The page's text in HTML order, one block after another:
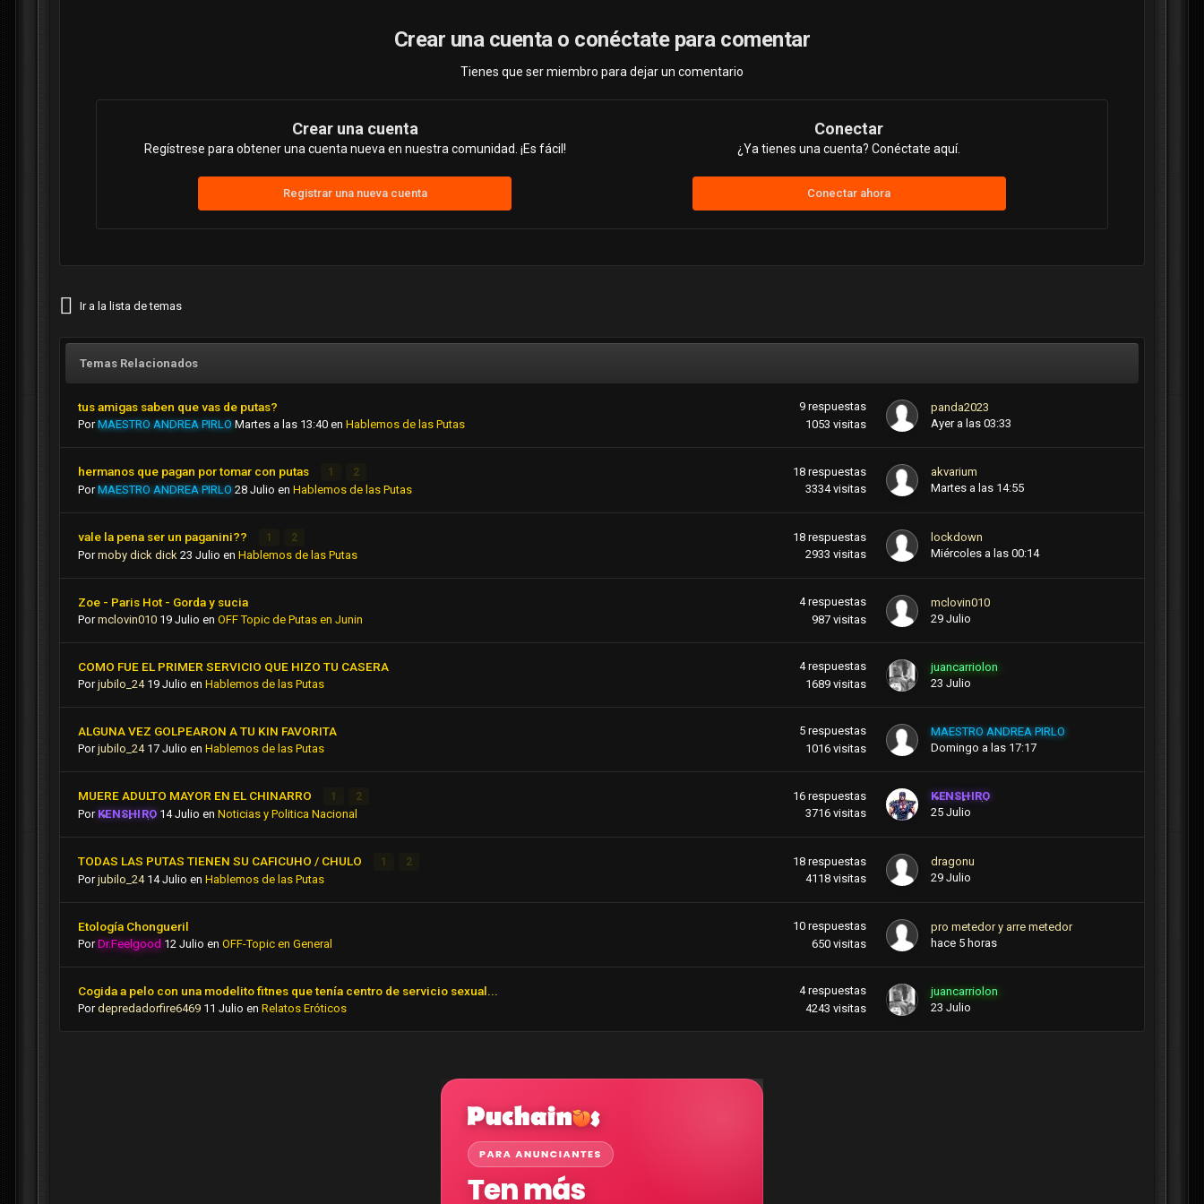
Crear una cuenta o conéctate para comentar
Tienes que ser miembro para dejar un comentario
Crear una cuenta
Regístrese para obtener una cuenta nueva en nuestra comunidad. ¡Es fácil!
Registrar una nueva cuenta
Conectar
¿Ya tienes una cuenta? Conéctate aquí.
Conectar ahora
Ir a la lista de temas
Temas Relacionados
tus amigas saben que vas de putas?
PorMAESTRO ANDREA PIRLO Martes a las 13:40 en Hablemos de las Putas
9 respuestas
1053 visitas
panda2023
Ayer a las 03:33
hermanos que pagan por tomar con putas 1 2
PorMAESTRO ANDREA PIRLO 28 Julio en Hablemos de las Putas
18 respuestas
3334 visitas
akvarium
Martes a las 14:55
vale la pena ser un paganini?? 1 2
Pormoby dick dick 23 Julio en Hablemos de las Putas
18 respuestas
2933 visitas
lockdown
Miércoles a las 00:14
Zoe - Paris Hot - Gorda y sucia
Pormclovin010 19 Julio en OFF Topic de Putas en Junin
4 respuestas
987 visitas
mclovin010
29 Julio
COMO FUE EL PRIMER SERVICIO QUE HIZO TU CASERA
Porjubilo_24 19 Julio en Hablemos de las Putas
4 respuestas
1689 visitas
juancarriolon
23 Julio
ALGUNA VEZ GOLPEARON A TU KIN FAVORITA
Porjubilo_24 17 Julio en Hablemos de las Putas
5 respuestas
1016 visitas
MAESTRO ANDREA PIRLO
Domingo a las 17:17
MUERE ADULTO MAYOR EN EL CHINARRO 1 2
Por KENSHIRO 14 Julio enNoticias y Politica Nacional
16 respuestas
3716 visitas
KENSHIRO
25 Julio
TODAS LAS PUTAS TIENEN SU CAFICUHO / CHULO 1 2
Porjubilo_24 14 Julio en Hablemos de las Putas
18 respuestas
4118 visitas
dragonu
29 Julio
Etología Chongueril
PorDr.Feelgood 12 Julio en OFF-Topic en General
10 respuestas
650 visitas
pro metedor y arre metedor
hace 5 horas
Cogida a pelo con una modelito fitnes que tenía centro de servicio sexual...
Pordepredadorfire6469 11 Julio en Relatos Eróticos
4 respuestas
4243 visitas
juancarriolon
23 Julio